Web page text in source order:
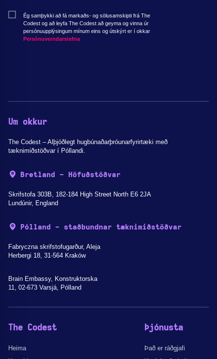
Ég samþykki að fá markaðs- og sölusamskipti frá The
Codest og að leyfa The Codest að geyma og vinna úr
persónuupplýsingum mínum eins og útskýrt er í okkar
Persónuverndarstefna
Um okkur
The Codest – Alþjóðlegt hugbúnaðarþróunarfyrirtæki með
tæknimiðstöðvar í Póllandi.
Bretland - Höfuðstöðvar
Skrifstofa 303B, 182-184 High Street North E6 2JA
Lundúnir, England
Pólland - staðbundnar tæknimiðstöðvar
Fabryczna skrifstofugarður, Aleja
Herbergi 18, 31-564 Kraków
Brain Embassy, Konstruktorska
11, 02-673 Varsjá, Pólland
The Codest
Heima
Þjónusta
Það er ráðgjafi